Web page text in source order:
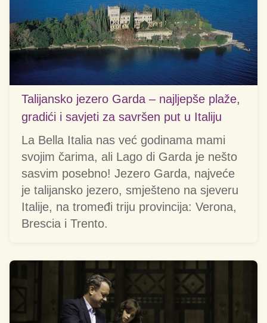
Talijansko jezero Garda – najljepše plaže,
gradići i savjeti za savršen put u Italiju
La Bella Italia nas već godinama mami
svojim čarima, ali Lago di Garda je nešto
sasvim posebno! Jezero Garda, najveće
je talijansko jezero, smješteno na sjeveru
Italije, na tromeđi triju provincija: Verona,
Brescia i Trento.